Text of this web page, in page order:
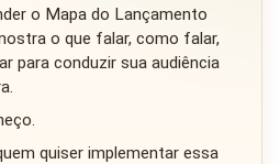
o Mapa do Lançamento
o que falar, como falar,
para conduzir sua audiência
quiser implementar essa